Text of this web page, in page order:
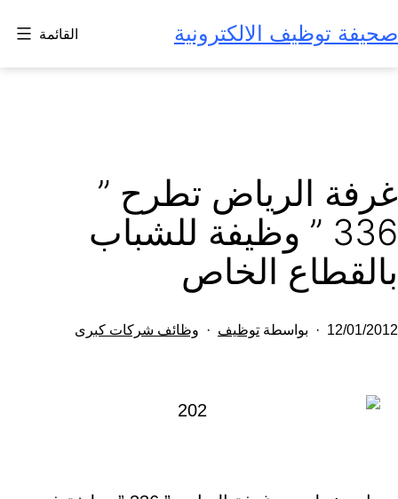
إلى
المحتوى
صحيفة توظيف الالكترونية القائمة
غرفة الرياض تطرح ”
336 ” وظيفة للشباب
بالقطاع الخاص
تم
12/01/2012 بواسطة توظيف
مصنف
وظائف شركات كبرى